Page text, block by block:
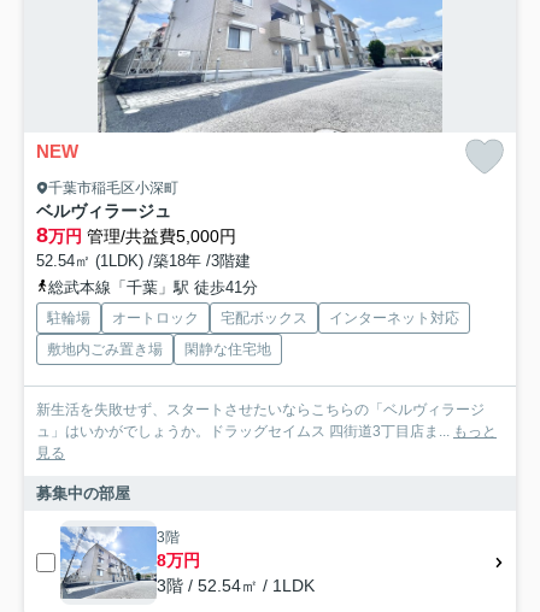
NEW
千葉市稲毛区小深町
ベルヴィラージュ
8万円 管理/共益費5,000円
52.54㎡ (1LDK) /築18年 /3階建
総武本線「千葉」駅 徒歩41分
駐輪場 オートロック 宅配ボックス
インターネット対応
敷地内ごみ置き場
閑静な住宅地
新生活を失敗せず、スタートさせたいならこちらの「ベルヴィラージ
ュ」はいかがでしょうか。ドラッグセイムス 四街道3丁目店ま... もっと
見る
募集中の部屋
3階
8万円
3階 / 52.54㎡ / 1LDK